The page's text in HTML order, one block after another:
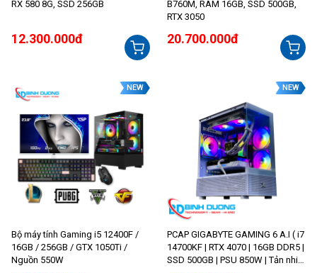
RX 580 8G, SSD 256GB
12.300.000đ
B760M, RAM 16GB, SSD 500GB,
RTX 3050
20.700.000đ
NEW
Bộ máy tính Gaming i5 12400F /
16GB / 256GB / GTX 1050Ti /
Nguồn 550W
NEW
PCAP GIGABYTE GAMING 6 A.I ( i7
14700KF | RTX 4070 | 16GB DDR5 |
SSD 500GB | PSU 850W | Tản nhiệt